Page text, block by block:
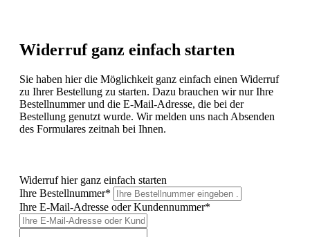
Widerruf ganz einfach starten
Sie haben hier die Möglichkeit ganz einfach einen Widerruf
zu Ihrer Bestellung zu starten. Dazu brauchen wir nur Ihre
Bestellnummer und die E-Mail-Adresse, die bei der
Bestellung genutzt wurde. Wir melden uns nach Absenden
des Formulares zeitnah bei Ihnen.
Widerruf hier ganz einfach starten
Ihre Bestellnummer*
Ihre E-Mail-Adresse oder Kundennummer*